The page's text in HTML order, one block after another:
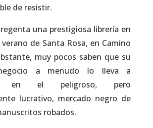
de resistir.
regenta una prestigiosa librería en
de Santa Rosa, en Camino
muy pocos saben que su
a menudo lo lleva a
en el peligroso, pero
lucrativo, mercado negro de
robados.